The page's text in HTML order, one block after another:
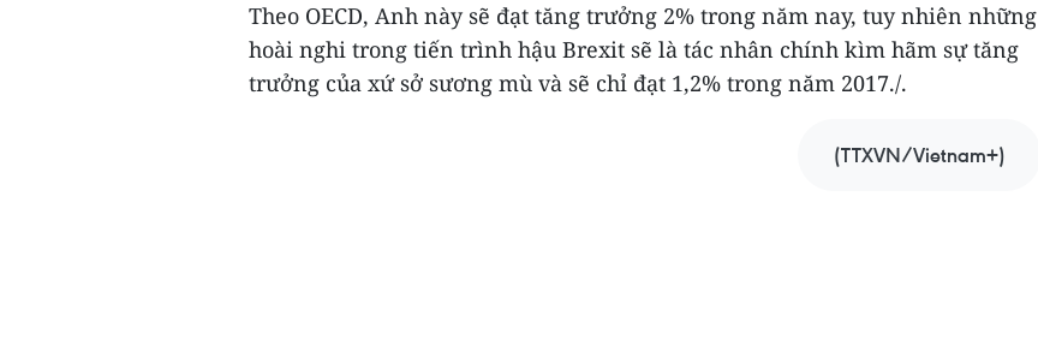
Theo OECD, Anh này sẽ đạt tăng trưởng 2% trong năm nay, tuy nhiên những
hoài nghi trong tiến trình hậu Brexit sẽ là tác nhân chính kìm hãm sự tăng
trưởng của xứ sở sương mù và sẽ chỉ đạt 1,2% trong năm 2017./.
(TTXVN/Vietnam+)